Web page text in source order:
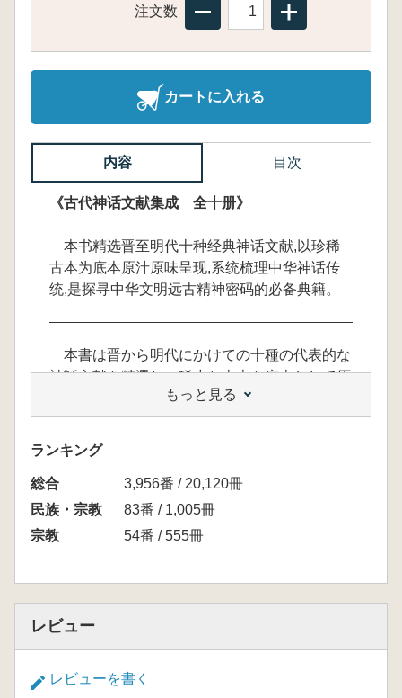
注文数
カートに入れる
内容 目次
《古代神话文献集成 全十册》
本书精选晋至明代十种经典神话文献,以珍稀
古本为底本原汁原味呈现,系统梳理中华神话传
统,是探寻中华文明远古精神密码的必备典籍。
本書は晋から明代にかけての十種の代表的な
神話文献を精選し、稀少な古本を底本として原
貌のままに提示しつつ、中華神話伝統を体系的
に整理したものです。中華文明の遠い古代に潜
む精神的な核心を探るための必携の典籍として
もっと見る
ランキング
総合
3,956番 / 20,120冊
民族・宗教
83番 / 1,005冊
宗教
54番 / 555冊
レビュー
レビューを書く